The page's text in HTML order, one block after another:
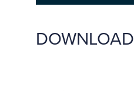
DOWNLOAD